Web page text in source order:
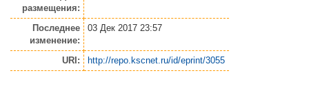
размещения:
Последнее
изменение:
03 Дек 2017 23:57
URI: http://repo.kscnet.ru/id/eprint/3055